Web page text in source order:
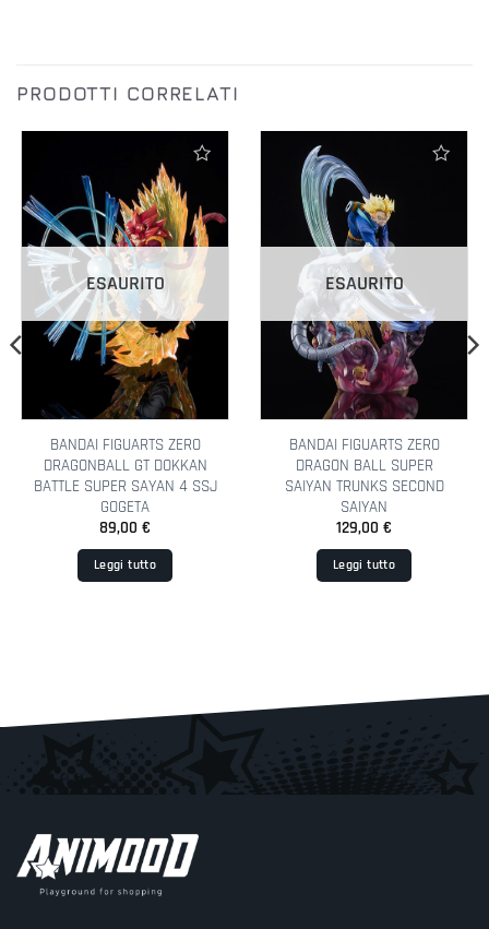
PRODOTTI CORRELATI
Aggiungi alla lista dei desideri
ESAURITO
BANDAI FIGUARTS ZERO
DRAGONBALL GT DOKKAN
BATTLE SUPER SAYAN 4 SSJ
GOGETA
89,00 €
Leggi tutto
Aggiungi alla lista dei desideri
ESAURITO
BANDAI FIGUARTS ZERO
DRAGON BALL SUPER
SAIYAN TRUNKS SECOND
SAIYAN
129,00 €
Leggi tutto